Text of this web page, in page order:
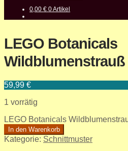
0,00€ 0 Artikel
LEGO Botanicals
Wildblumenstrauß
59,99 €
1 vorrätig
LEGO Botanicals
In den Warenkorb
Kategorie: Schnittmuster